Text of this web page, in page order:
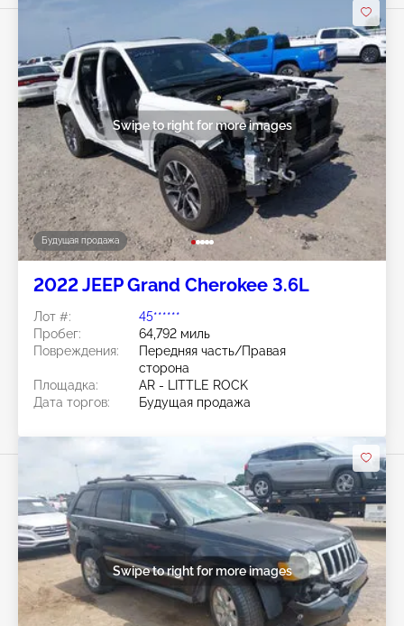
Будущая продажа
Swipe to right for more images
2022 JEEP Grand Cherokee 3.6L
Лот #:
45******
Пробег:
64,792 миль
Повреждения:
Передняя часть/Правая
сторона
Площадка:
AR - LITTLE ROCK
Дата торгов:
Будущая продажа
Swipe to right for more images